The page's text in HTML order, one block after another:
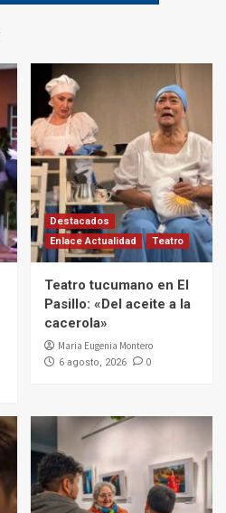
Destacados
Enlace Actualidad
Teatro
Teatro tucumano en El
Pasillo: «Del aceite a la
cacerola»
Maria Eugenia Montero
6 agosto, 2026 0